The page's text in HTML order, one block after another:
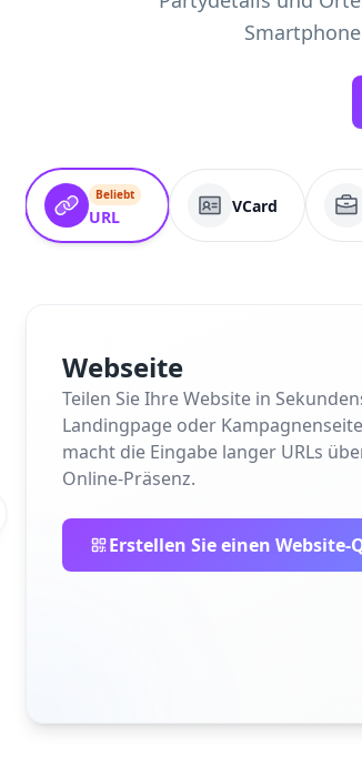
Beliebt
URL
VCard
Webseite
Teilen Sie Ihre Website in
Landingpage oder
macht die Eingabe langer URLs
Online-Präsenz.
Erstellen Sie einen Website-